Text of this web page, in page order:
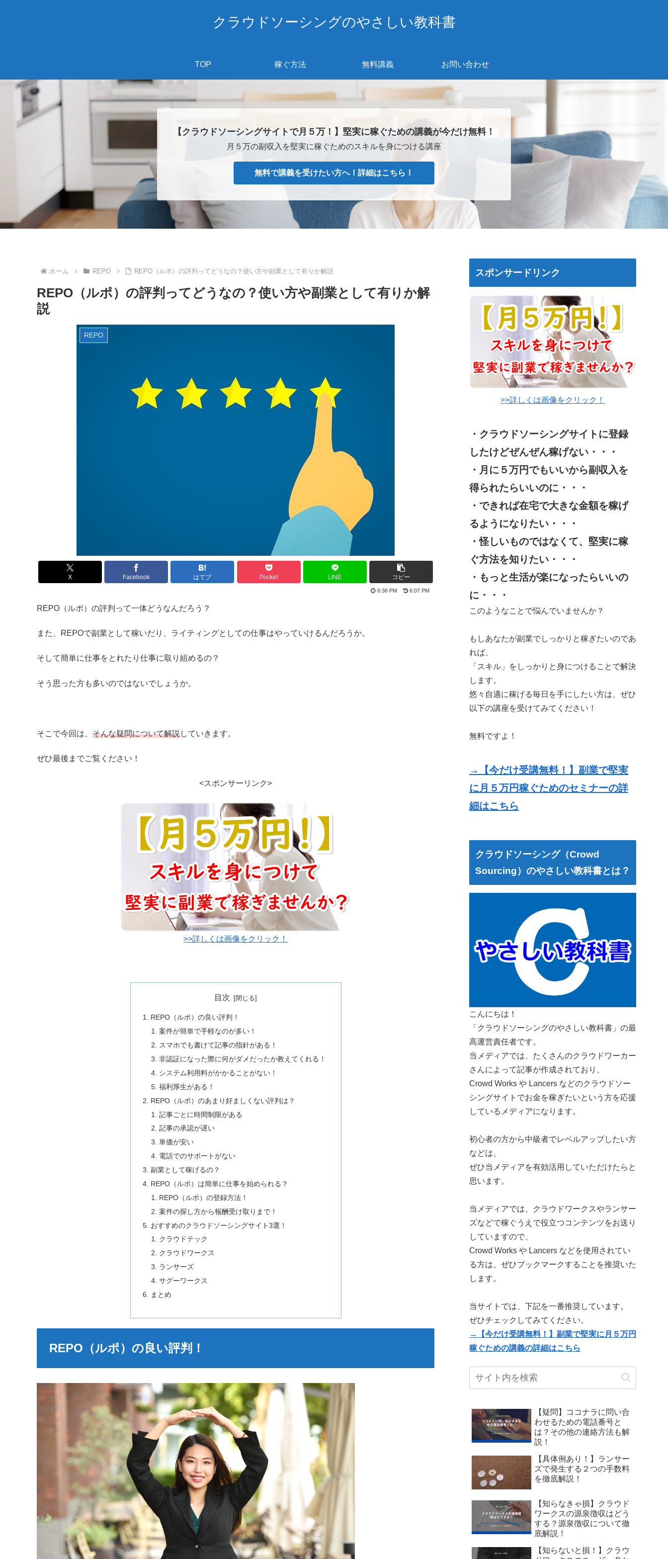
クラウドソーシングのやさしい教科書
TOP 稼ぐ方法 無料講義 お問い合わせ
【クラウドソーシングサイトで月５万！】堅実に稼ぐための講義が今だけ無料！
月５万の副収入を堅実に稼ぐためのスキルを身につける講座
無料で講義を受けたい方へ！詳細はこちら！
ホーム REPO REPO（ルポ）の評判ってどうなの？使い方や副業として有りか解説
REPO（ルポ）の評判ってどうなの？使い方や副業として有りか解
説
REPO
X Facebook はてブ Pocket LINE コピー
6:36 PM 6:07 PM
REPO（ルポ）の評判って一体どうなんだろう？
また、REPOで副業として稼いだり、ライティングとしての仕事はやっていけるんだろうか。
そして簡単に仕事をとれたり仕事に取り組めるの？
そう思った方も多いのではないでしょうか。
そこで今回は、 そんな疑問について解説していきます。
ぜひ最後までご覧ください！
<スポンサーリンク>
>>詳しくは画像をクリック！
目次
REPO（ルポ）の良い評判！
案件が簡単で手軽なのが多い！
スマホでも書けて記事の指針がある！
非認証になった際に何がダメだったか教えてくれる！
システム利用料がかかることがない！
福利厚生がある！
REPO（ルポ）のあまり好ましくない評判は？
記事ごとに時間制限がある
記事の承認が遅い
単価が安い
電話でのサポートがない
副業として稼げるの？
REPO（ルポ）は簡単に仕事を始められる？
REPO（ルポ）の登録方法！
案件の探し方から報酬受け取りまで！
おすすめのクラウドソーシングサイト3選！
クラウドテック
クラウドワークス
ランサーズ
サグーワークス
まとめ
REPO（ルポ）の良い評判！
スポンサードリンク
>>詳しくは画像をクリック！
・クラウドソーシングサイトに登録
したけどぜんぜん稼げない・・・
・月に５万円でもいいから副収入を
得られたらいいのに・・・
・できれば在宅で大きな金額を稼げ
るようになりたい・・・
・怪しいものではなくて、堅実に稼
ぐ方法を知りたい・・・
・もっと生活が楽になったらいいの
に・・・
このようなことで悩んでいませんか？
もしあなたが副業でしっかりと稼ぎたいのであ
れば、
「スキル」をしっかりと身につけることで解決
します。
悠々自適に稼げる毎日を手にしたい方は、ぜひ
以下の講座を受けてみてください！
無料ですよ！
→【今だけ受講無料！】副業で堅実
に月５万円稼ぐためのセミナーの詳
細はこちら
クラウドソーシング（Crowd
Sourcing）のやさしい教科書とは？
こんにちは！
「クラウドソーシングのやさしい教科書」の最
高運営責任者です。
当メディアでは、たくさんのクラウドワーカー
さんによって記事が作成されており、
Crowd Works や Lancers などのクラウドソー
シングサイトでお金を稼ぎたいという方を応援
しているメディアになります。
初心者の方から中級者でレベルアップしたい方
などは、
ぜひ当メディアを有効活用していただけたらと
思います。
当メディアでは、クラウドワークスやランサー
ズなどで稼ぐうえで役立つコンテンツをお送り
していますので、
Crowd Works や Lancers などを使用されてい
る方は、ぜひブックマークすることを推奨いた
します。
当サイトでは、下記を一番推奨しています。
ぜひチェックしてみてください。
→【今だけ受講無料！】副業で堅実に月５万円
稼ぐための講義の詳細はこちら
【疑問】ココナラに問い合
わせるための電話番号と
は？その他の連絡方法も解
説！
【具体例あり！】ランサー
ズで発生する２つの手数料
を徹底解説！
【知らなきゃ損】クラウド
ワークスの源泉徴収はどう
する？源泉徴収について徹
底解説！
【知らないと損！】クラウ